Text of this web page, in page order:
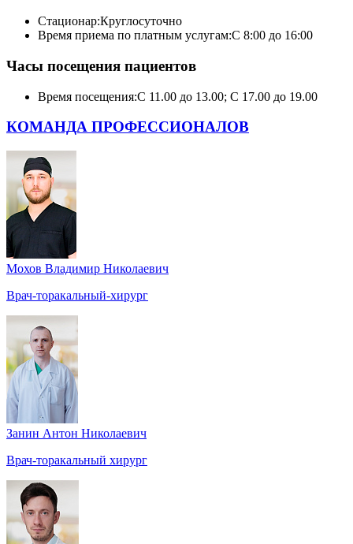
Стационар:Круглосуточно
Время приема по платным услугам:С 8:00 до 16:00
Часы посещения пациентов
Время посещения:С 11.00 до 13.00; С 17.00 до 19.00
КОМАНДА ПРОФЕССИОНАЛОВ
Мохов Владимир Николаевич
Врач-торакальный-хирург
Занин Антон Николаевич
Врач-торакальный хирург